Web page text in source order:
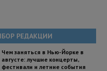
РЕДАКЦИИ
Чем заняться в Нью-Йорке в
августе: лучшие концерты,
фестивали и летние события